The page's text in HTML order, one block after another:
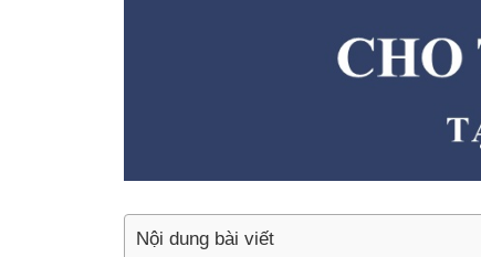
Nội dung bài viết